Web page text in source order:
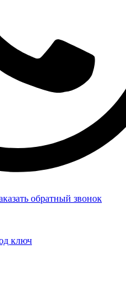
обратный звонок
ключ